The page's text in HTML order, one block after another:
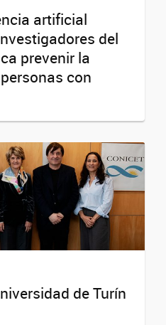
artificial
del
prevenir la
con
de Turín